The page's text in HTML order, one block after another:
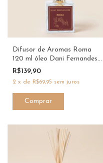
Difusor de Aromas Roma
120 ml óleo Dani Fernandes
xx
R$139,90
2 x de R$69,95 sem juros